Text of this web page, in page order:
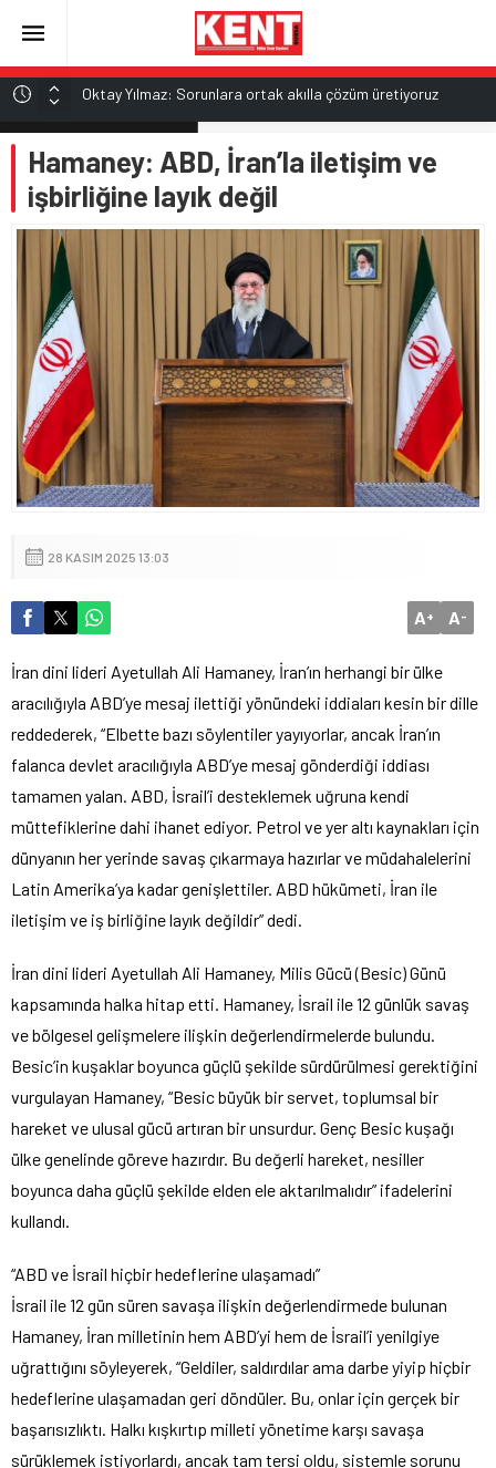
Oktay Yılmaz: Sorunlara ortak akılla çözüm üretiyoruz
Epstein dosyası İngiltere’de yeniden açılıyor
İran’dan Hürmüz Boğazı açıklaması
Trump: Hürmüz Boğazı çok yakında açılacak
Satrançta çifte kupa sevinci
6.525,81
BİST
13.703,13
DOLAR
47,5932
EURO
55,0919
Hamaney: ABD, İran’la iletişim ve
işbirliğine layık değil
28 KASIM 2025 13:03
A+ A-
İran dini lideri Ayetullah Ali Hamaney, İran’ın herhangi bir ülke
aracılığıyla ABD’ye mesaj ilettiği yönündeki iddiaları kesin bir dille
reddederek, “Elbette bazı söylentiler yayıyorlar, ancak İran’ın
falanca devlet aracılığıyla ABD’ye mesaj gönderdiği iddiası
tamamen yalan. ABD, İsrail’i desteklemek uğruna kendi
müttefiklerine dahi ihanet ediyor. Petrol ve yer altı kaynakları için
dünyanın her yerinde savaş çıkarmaya hazırlar ve müdahalelerini
Latin Amerika’ya kadar genişlettiler. ABD hükümeti, İran ile
iletişim ve iş birliğine layık değildir” dedi.
İran dini lideri Ayetullah Ali Hamaney, Milis Gücü (Besic) Günü
kapsamında halka hitap etti. Hamaney, İsrail ile 12 günlük savaş
ve bölgesel gelişmelere ilişkin değerlendirmelerde bulundu.
Besic’in kuşaklar boyunca güçlü şekilde sürdürülmesi gerektiğini
vurgulayan Hamaney, “Besic büyük bir servet, toplumsal bir
hareket ve ulusal gücü artıran bir unsurdur. Genç Besic kuşağı
ülke genelinde göreve hazırdır. Bu değerli hareket, nesiller
boyunca daha güçlü şekilde elden ele aktarılmalıdır” ifadelerini
kullandı.
“ABD ve İsrail hiçbir hedeflerine ulaşamadı”
İsrail ile 12 gün süren savaşa ilişkin değerlendirmede bulunan
Hamaney, İran milletinin hem ABD’yi hem de İsrail’i yenilgiye
uğrattığını söyleyerek, “Geldiler, saldırdılar ama darbe yiyip hiçbir
hedeflerine ulaşamadan geri döndüler. Bu, onlar için gerçek bir
başarısızlıktı. Halkı kışkırtıp milleti yönetime karşı savaşa
sürüklemek istiyorlardı, ancak tam tersi oldu, sistemle sorunu